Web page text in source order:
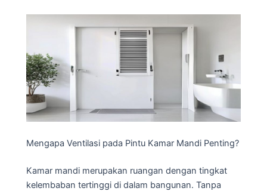
Mengapa Ventilasi pada Pintu Kamar Mandi Penting?
Kamar mandi merupakan ruangan dengan tingkat
kelembaban tertinggi di dalam bangunan. Tanpa